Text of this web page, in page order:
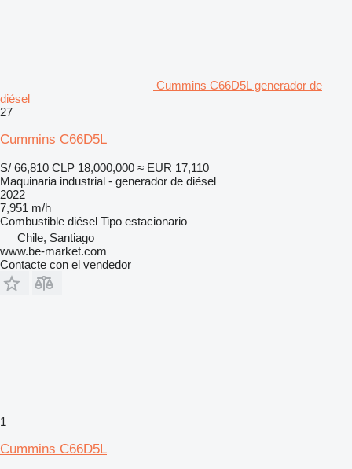
Cummins C66D5L generador de
diésel
27
Cummins C66D5L
S/ 66,810 CLP 18,000,000 ≈ EUR 17,110
Maquinaria industrial - generador de diésel
2022
7,951 m/h
Combustible diésel Tipo estacionario
Chile, Santiago
www.be-market.com
Contacte con el vendedor
1
Cummins C66D5L